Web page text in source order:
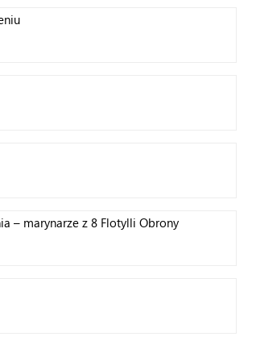
– marynarze z 8 Flotylli Obrony